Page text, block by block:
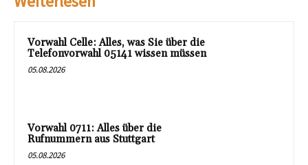
Vorwahl Celle: Alles, was Sie über die
Telefonvorwahl 05141 wissen müssen
05.08.2026
Vorwahl 0711: Alles über die
Rufnummern aus Stuttgart
05.08.2026